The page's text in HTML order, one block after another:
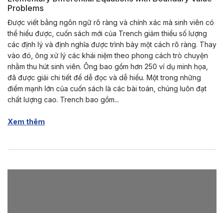
Problems
Được viết bằng ngôn ngữ rõ ràng và chính xác mà sinh viên có
thể hiểu được, cuốn sách mới của Trench giảm thiểu số lượng
các định lý và định nghĩa được trình bày một cách rõ ràng. Thay
vào đó, ông xử lý các khái niệm theo phong cách trò chuyện
nhằm thu hút sinh viên. Ông bao gồm hơn 250 ví dụ minh họa,
đã được giải chi tiết để dễ đọc và dễ hiểu. Một trong những
điểm mạnh lớn của cuốn sách là các bài toán, chúng luôn đạt
chất lượng cao. Trench bao gồm...
Xem thêm